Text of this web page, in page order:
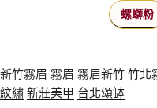
螺螄粉
新竹霧眉 霧眉 霧眉新竹竹北
紋繡新莊美甲 台北頌缽